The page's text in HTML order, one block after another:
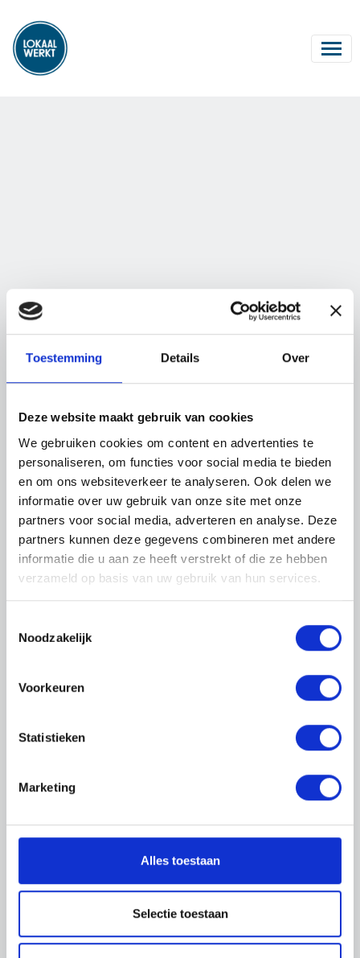
Toestemming Details Over
Deze website maakt gebruik van cookies
We gebruiken cookies om content en advertenties te
personaliseren, om functies voor social media te bieden
en om ons websiteverkeer te analyseren. Ook delen we
informatie over uw gebruik van onze site met onze
partners voor social media, adverteren en analyse. Deze
partners kunnen deze gegevens combineren met andere
informatie die u aan ze heeft verstrekt of die ze hebben
verzameld op basis van uw gebruik van hun services.
Noodzakelijk
Voorkeuren
Statistieken
Marketing
Alles toestaan
Selectie toestaan
Vacature niet meer
beschikbaar.
De vacature waar je naar op zoek bent is niet meer